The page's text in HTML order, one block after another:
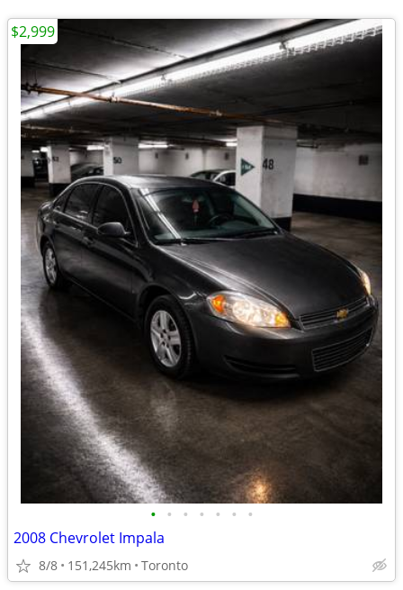
• • • • • • •
2008 Chevrolet Impala
8/8 151,245km Toronto
$2,999